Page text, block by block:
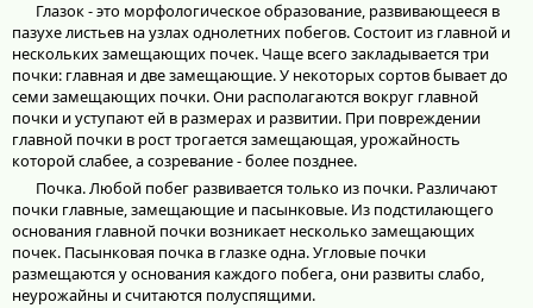
Глазок - это морфологическое образование, развивающееся в
пазухе листьев на узлах однолетних побегов. Состоит из главной и
нескольких замещающих почек. Чаще всего закладывается три
почки: главная и две замещающие. У некоторых сортов бывает до
семи замещающих почки. Они располагаются вокруг главной
почки и уступают ей в размерах и развитии. При повреждении
главной почки в рост трогается замещающая, урожайность
которой слабее, а созревание - более позднее.
Почка. Любой побег развивается только из почки. Различают
почки главные, замещающие и пасынковые. Из подстилающего
основания главной почки возникает несколько замещающих
почек. Пасынковая почка в глазке одна. Угловые почки
размещаются у основания каждого побега, они развиты слабо,
неурожайны и считаются полуспящими.